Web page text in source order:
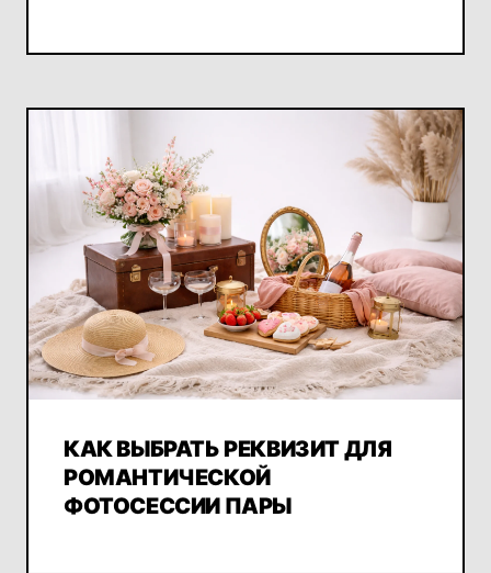
КАК ВЫБРАТЬ РЕКВИЗИТ ДЛЯ
РОМАНТИЧЕСКОЙ
ФОТОСЕССИИ ПАРЫ